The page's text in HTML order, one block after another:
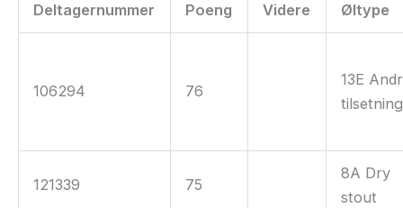
Deltagernummer Poeng Videre Øltype
106294 76
13E
121339 75
8A Dry
stout